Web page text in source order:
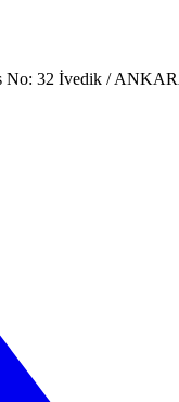
No: 32 İvedik /